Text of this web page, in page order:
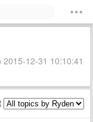
12-31 10:10:41